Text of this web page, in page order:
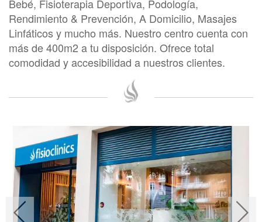
Bebé, Fisioterapia Deportiva, Podología,
Rendimiento & Prevención, A Domicilio, Masajes
Linfáticos y mucho más. Nuestro centro cuenta con
más de 400m2 a tu disposición. Ofrece total
comodidad y accesibilidad a nuestros clientes.